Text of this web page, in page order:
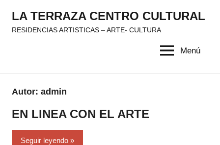
contenido
LA TERRAZA CENTRO CULTURAL
RESIDENCIAS ARTISTICAS – ARTE- CULTURA
Menú
Autor: admin
EN LINEA CON EL ARTE
Seguir leyendo